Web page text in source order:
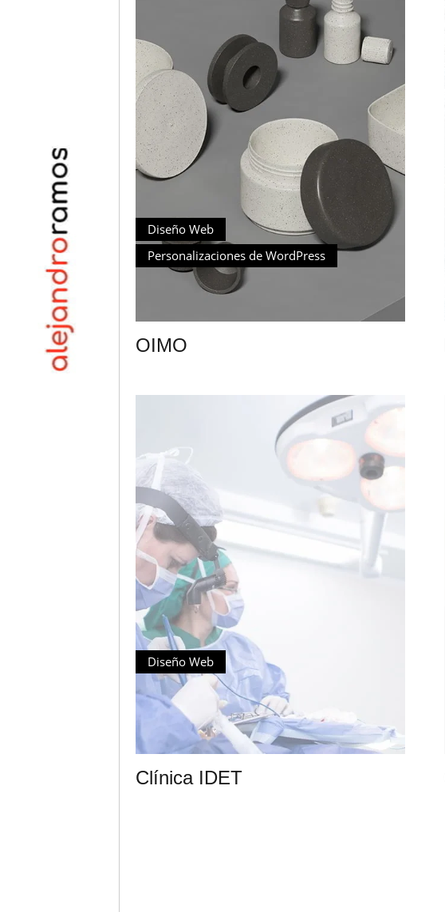
Diseño Web
Personalizaciones de WordPress
OIMO
Diseño Web
Clínica IDET